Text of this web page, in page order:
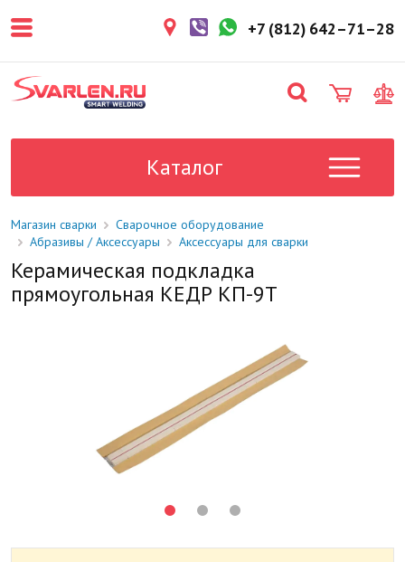
более 3 рабочих дней.
поставки в магазин: 1-2 рабочих
дня.
Данный товар отсутствует на
уточните у менеджера.
+7 (812) 642–71–28
Каталог
Магазин сварки
Сварочное оборудование
Абразивы / Аксессуары
Аксессуары для сварки
Керамическая подкладка
прямоугольная КЕДР КП-9Т